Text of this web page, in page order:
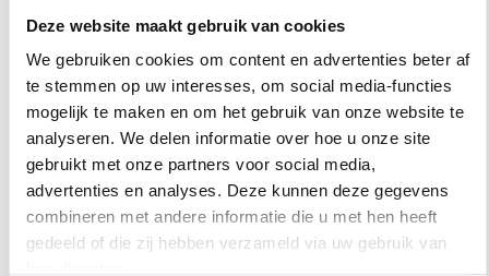
Deze website maakt gebruik van cookies
We gebruiken cookies om content en advertenties beter af
te stemmen op uw interesses, om social media-functies
mogelijk te maken en om het gebruik van onze website te
analyseren. We delen informatie over hoe u onze site
gebruikt met onze partners voor social media,
advertenties en analyses. Deze kunnen deze gegevens
combineren met andere informatie die u met hen heeft
gedeeld of die zij hebben verzameld via uw gebruik van
HOTSPOTS
STAP BINNEN BIJ DE MOOISTE
SCHOONHEIDSSALONS VAN AMSTERDAM